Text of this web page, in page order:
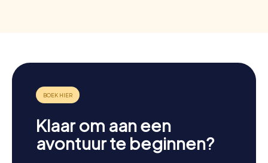
Klaar om aan een
avontuur te beginnen?